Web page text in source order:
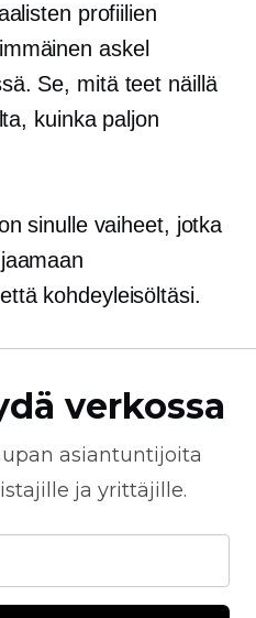
profiilien
askel
Se, mitä teet näillä
kuinka paljon
sinulle vaiheet, jotka
kohdeyleisöltäsi.
verkossa
asiantuntijoita
ja yrittäjille.